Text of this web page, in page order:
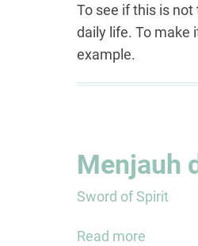
from
STRESS
1)
To see if this is not
daily life. To make
example.
Menjauh
Sword of Spirit
Read more